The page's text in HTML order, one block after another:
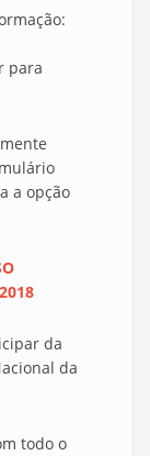
para
a opção
da
da
todo o